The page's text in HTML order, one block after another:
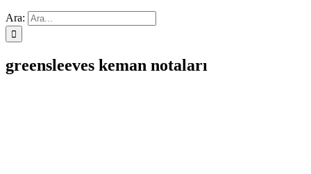
Ara:
greensleeves keman notaları